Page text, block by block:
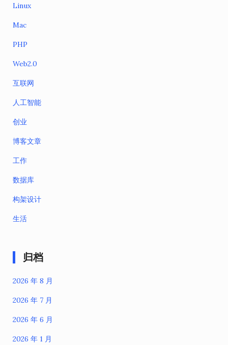
Linux
Mac
PHP
Web2.0
互联网
人工智能
创业
博客文章
工作
数据库
构架设计
生活
归档
2026 年 8 月
2026 年 7 月
2026 年 6 月
2026 年 1 月